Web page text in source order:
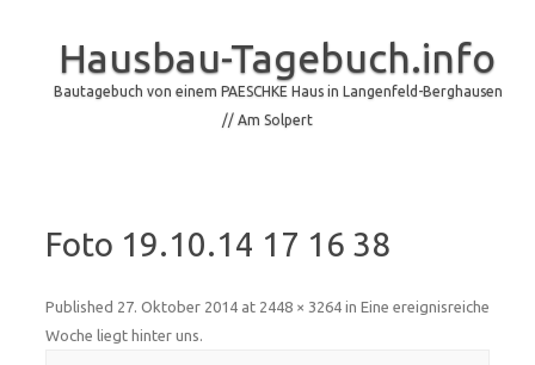
Hausbau-Tagebuch.info
Bautagebuch von einem PAESCHKE Haus in Langenfeld-Berghausen
// Am Solpert
Foto 19.10.14 17 16 38
Published 27. Oktober 2014 at 2448 × 3264 in Eine ereignisreiche
Woche liegt hinter uns.